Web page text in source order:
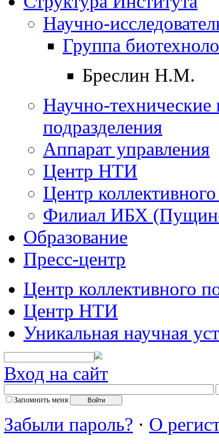
Научно-
Группа
Бреслин Н.М.
Научно-технические
подразделения
Аппарат управления
Центр НТИ
Центр
Филиал ИБХ
Образование
Пресс-центр
Центр коллективного
Центр НТИ
Уникальная научная
Вход на сайт
Запомнить меня
Забыли пароль? · О